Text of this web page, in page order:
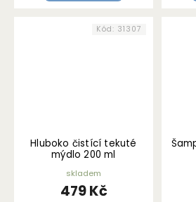
Hluboko čistící tekuté
mýdlo 200 ml
skladem
479 Kč
Kód: 31307